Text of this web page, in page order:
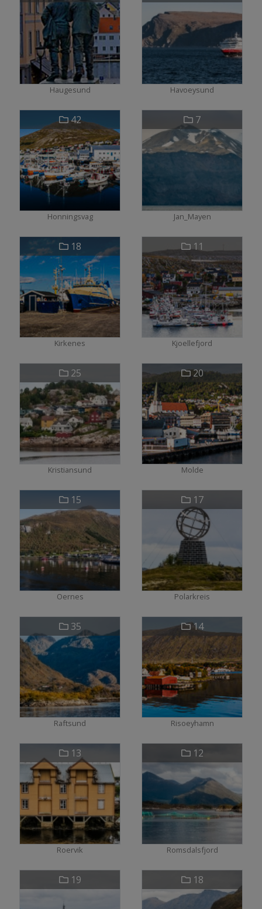
Haugesund Havoeysund
42
Honningsvag
7
Jan_Mayen
18
Kirkenes
11
Kjoellefjord
25
Kristiansund
20
Molde
15
Oernes
17
Polarkreis
35
Raftsund
14
Risoeyhamn
13
Roervik
12
Romsdalsfjord
19 18